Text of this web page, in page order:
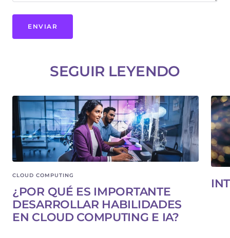
ENVIAR
SEGUIR LEYENDO
CLOUD COMPUTING
¿POR QUÉ ES IMPORTANTE
DESARROLLAR HABILIDADES
EN CLOUD COMPUTING E IA?